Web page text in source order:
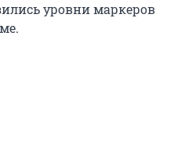
уровни маркеров